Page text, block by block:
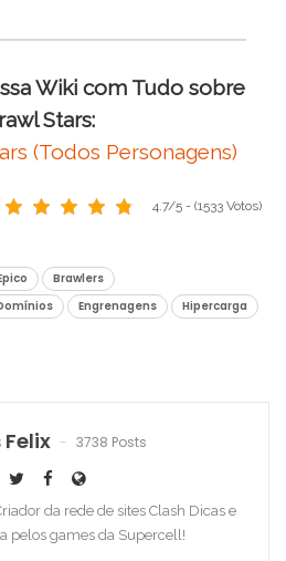
Wiki com Tudo sobre
Stars:
(Todos Personagens)
4.7/5 - (1533 Votos)
Brawlers
Engrenagens
Hipercarga
Felix 3738 Posts
da rede de sites Clash Dicas e
pelos games da Supercell!